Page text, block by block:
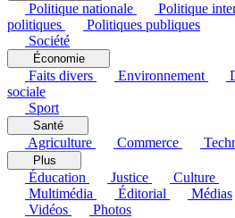
Politique nationale Politique
politiques
Politiques publiques
Société
Économie
Faits divers Environnement
sociale
Sport
Santé
Agriculture Commerce
Plus
Éducation Justice Culture
Multimédia
Éditorial
Médias
Vidéos
Photos